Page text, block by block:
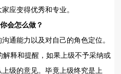
应变得优秀和专业。
会怎么做？
通能力以及对自己的角色定位。
释和提醒，如果上级不予采纳或
级的意见。毕竟上级终究是上